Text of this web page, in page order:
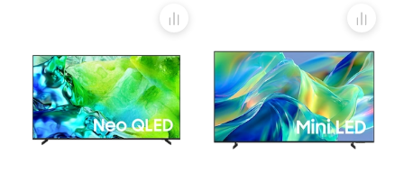
Накопители
Клавиатуры для планшетов
пвз
сплит
Уценка